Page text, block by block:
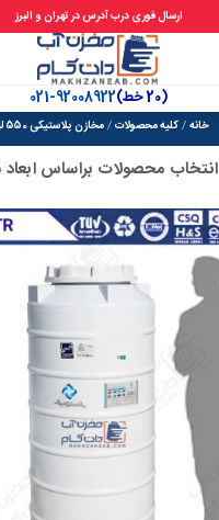
ارسال فوری درب آدرس در تهران و البرز
(20 خط) 92008922-021
خانه/کلیه محصولات/مخازن پلاستیکی 550 لیتر
انتخاب محصولات براساس ابعاد